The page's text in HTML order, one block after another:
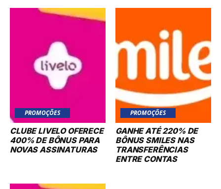
PROMOÇÕES
CLUBE LIVELO OFERECE
400% DE BÔNUS PARA
NOVAS ASSINATURAS
PROMOÇÕES
GANHE ATÉ 220% DE
BÔNUS SMILES NAS
TRANSFERÊNCIAS
ENTRE CONTAS